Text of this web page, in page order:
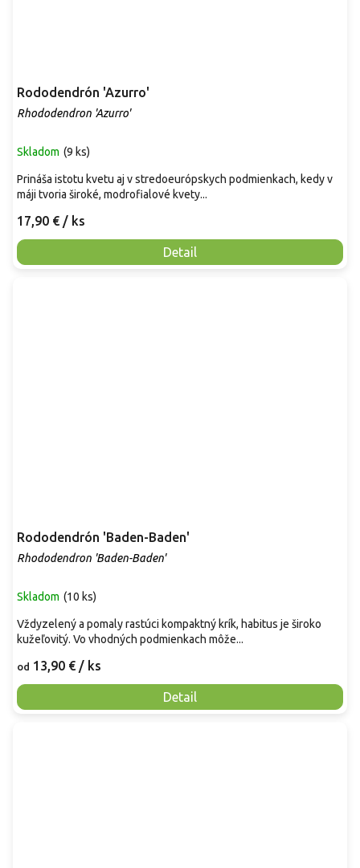
Rododendrón 'Azurro'
Rhododendron 'Azurro'
Skladom (9 ks)
17,90 € / ks
Detail
Prináša istotu kvetu aj v stredoeurópskych podmienkach, kedy v
máji tvoria široké, modrofialové kvety...
Rododendrón 'Baden-Baden'
Rhododendron 'Baden-Baden'
Skladom (10 ks)
od 13,90 € / ks
Detail
Vždyzelený a pomaly rastúci kompaktný krík, habitus je široko
kužeľovitý. Vo vhodných podmienkach môže...